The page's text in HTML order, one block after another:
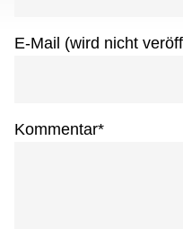
E-Mail (wird nicht
Kommentar*